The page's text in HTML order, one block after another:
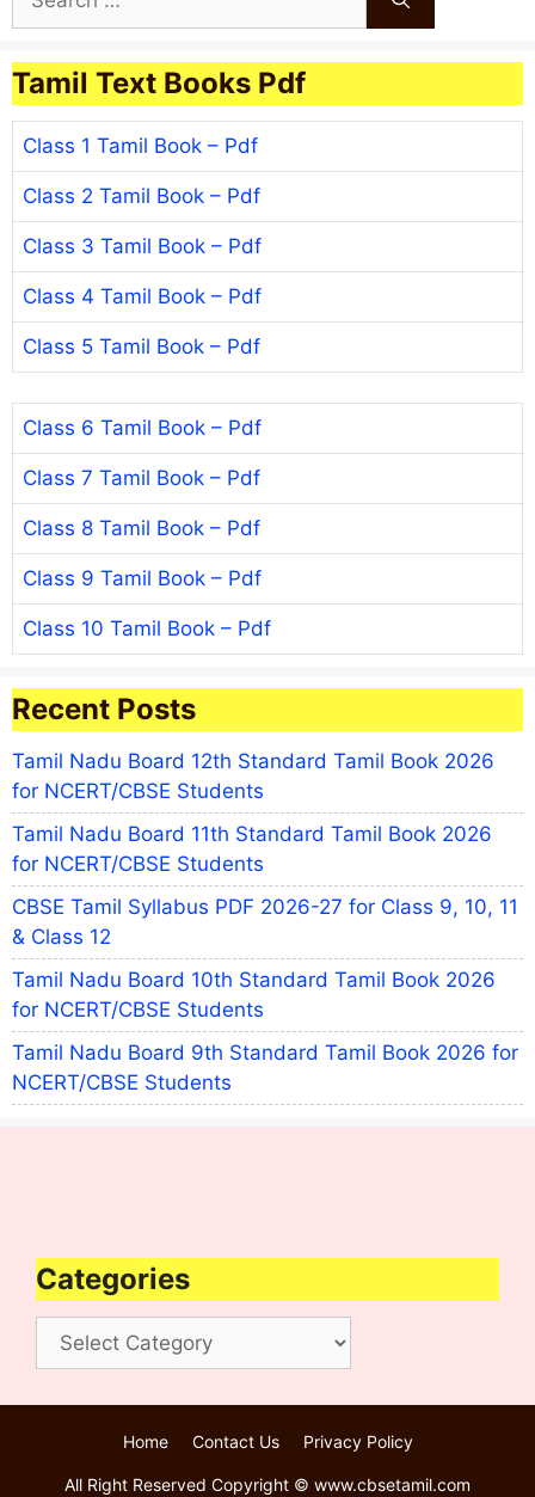
for:
Tamil Text Books Pdf
Class 1 Tamil Book – Pdf
Class 2 Tamil Book – Pdf
Class 3 Tamil Book – Pdf
Class 4 Tamil Book – Pdf
Class 5 Tamil Book – Pdf
Class 6 Tamil Book – Pdf
Class 7 Tamil Book – Pdf
Class 8 Tamil Book – Pdf
Class 9 Tamil Book – Pdf
Class 10 Tamil Book – Pdf
Recent Posts
Tamil Nadu Board 12th Standard Tamil Book 2026
for NCERT/CBSE Students
Tamil Nadu Board 11th Standard Tamil Book 2026
for NCERT/CBSE Students
CBSE Tamil Syllabus PDF 2026-27 for Class 9, 10, 11
& Class 12
Tamil Nadu Board 10th Standard Tamil Book 2026
for NCERT/CBSE Students
Tamil Nadu Board 9th Standard Tamil Book 2026 for
NCERT/CBSE Students
Categories
Categories
Home Contact Us Privacy Policy
All Right Reserved Copyright © www.cbsetamil.com